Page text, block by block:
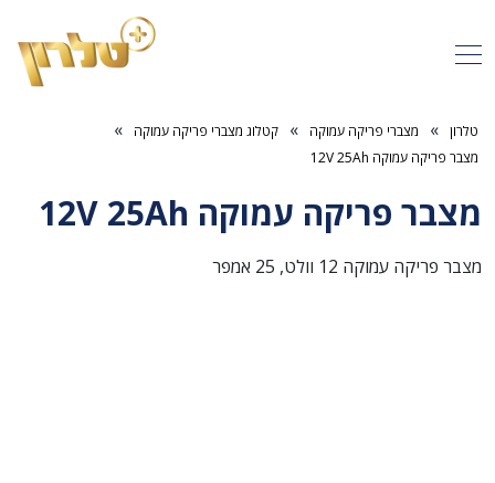
טלרון » מצברי פריקה עמוקה » קטלוג מצברי פריקה עמוקה »
מצבר פריקה עמוקה 12V 25Ah
מצבר פריקה עמוקה 12V 25Ah
מצבר פריקה עמוקה 12 וולט, 25 אמפר